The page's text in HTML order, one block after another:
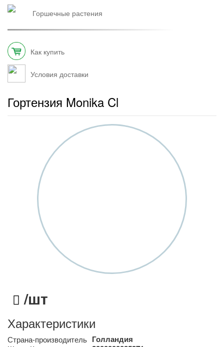
горшечные растения
Как купить
Условия доставки
Гортензия Monika Cl
/шт
Характеристики
Страна-производитель Голландия